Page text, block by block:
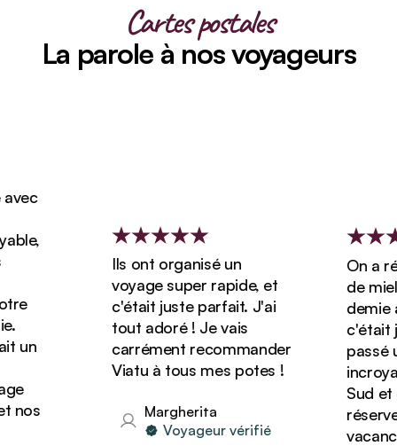
Cartes postales
La parole à nos voyageurs
un
Ils ont organisé un
voyage super rapide, et
c'était juste parfait. J'ai
tout adoré ! Je vais
carrément recommander
Viatu à tous mes potes !
Margherita
Voyageur vérifié
On a
de miel
demie
c'était
passé
Sud et